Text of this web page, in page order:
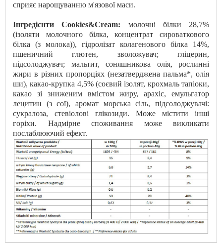
сприяє нарощуванню м'язової маси.
Інгредієнти Cookies&Cream: молочні білки 28,7%
(ізоляти молочного білка, концентрат сироваткового
білка (з молока)), гідролізат колагенового білка 14%,
пшеничний глютен, зволожувач; гліцерин,
підсолоджувач; мальтит, соняшникова олія, рослинні
жири в різних пропорціях (незатверджена пальма*, олія
ши), какао-крупка 4,5% (соєвий ізолят, крохмаль тапіоки,
какао зі зниженим вмістом жиру, арахіс, емульгатор
лецитин (з сої), аромат морська сіль, підсолоджувачі:
сукралоза, стевіолові глікозиди. Може містити інші
горіхи. Надмірне споживання може викликати
послаблюючий ефект.